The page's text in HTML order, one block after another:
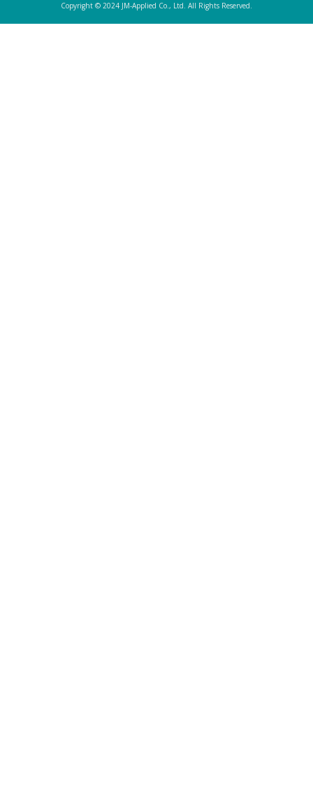
Copyright © 2024 JM-Applied Co., Ltd. All Rights Reserved.